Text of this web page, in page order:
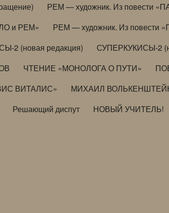
РЕМ — художник. Из повести
и РЕМ»
РЕМ — художник. Из повести
2 (новая редакция) СУПЕРКУКИСЫ-2
ЧТЕНИЕ «МОНОЛОГА О ПУТИ»
ВИТАЛИС»
МИХАИЛ
Решающий диспут НОВЫЙ УЧИТЕЛЬ!